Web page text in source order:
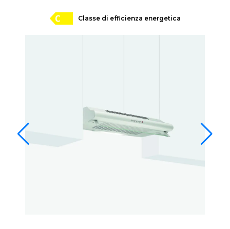
Classe di efficienza energetica